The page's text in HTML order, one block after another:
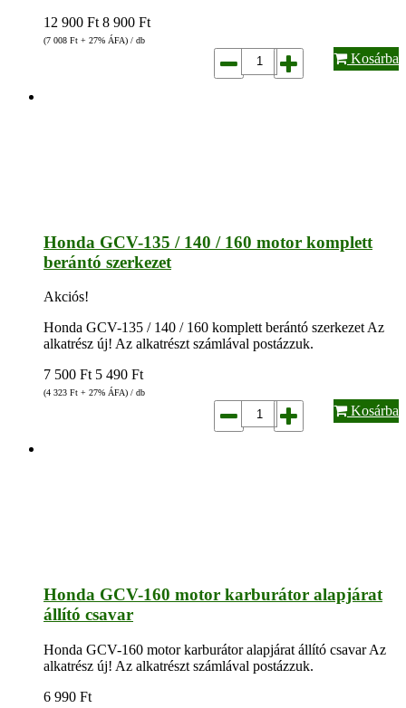
12 900 Ft 8 900 Ft
(7 008 Ft + 27% ÁFA) / db
Kosárba
Honda GCV-135 / 140 / 160 motor komplett
berántó szerkezet
Akciós!
Honda GCV-135 / 140 / 160 komplett berántó szerkezet Az
alkatrész új! Az alkatrészt számlával postázzuk.
7 500 Ft 5 490 Ft
(4 323 Ft + 27% ÁFA) / db
Kosárba
Honda GCV-160 motor karburátor alapjárat
állító csavar
Honda GCV-160 motor karburátor alapjárat állító csavar Az
alkatrész új! Az alkatrészt számlával postázzuk.
6 990 Ft